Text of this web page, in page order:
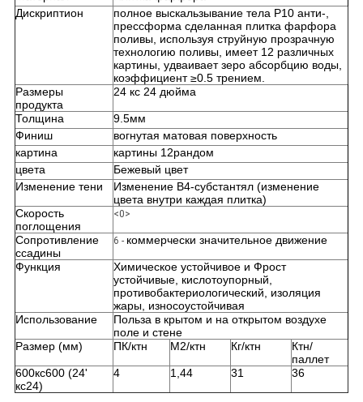
Дискриптион
полное выскальзывание тела Р10 анти-,
прессформа сделанная плитка фарфора
поливы, используя струйную прозрачную
технологию поливы, имеет 12 различных
картины, удваивает зеро абсорбцию воды,
коэффициент ≥0.5 трением.
Размеры
продукта
24 кс 24 дюйма
Толщина
9.5мм
Финиш
вогнутая матовая поверхность
картина
картины 12рандом
цвета
Бежевый цвет
Изменение тени
Изменение В4-субстантял (изменение
цвета внутри каждая плитка)
Скорость
поглощения
<0>
Сопротивление
ссадины
6 - коммерчески значительное движение
Функция
Химическое устойчивое и Фрост
устойчивые, кислотоупорный,
противобактериологический, изоляция
жары, износоустойчивая
Использование
Польза в крытом и на открытом воздухе
поле и стене
Размер (мм)
ПК/ктн М2/ктн Кг/ктн
Ктн/
паллет
600кс600 (24'
кс24)
4 1,44 31 36